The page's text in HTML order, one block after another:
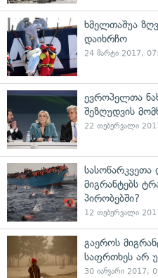
ხმელთაშუა
დაიხრჩო
24 მარტი 2017,
ევროპელთა
შეზღუდვის
22 თებერვალი
მიგრანტებს
პირობებში?
12 თებერვალი
გაეროს
საფრთხეს არ
30 იანვარი 2017,